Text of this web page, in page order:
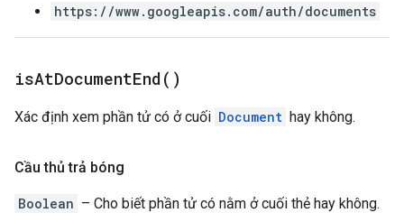
https://www.googleapis.com/auth/documents
isAtDocumentEnd( )
Xác định xem phần tử có ở cuối Document hay không.
Cầu thủ trả bóng
Boolean – Cho biết phần tử có nằm ở cuối thẻ hay không.